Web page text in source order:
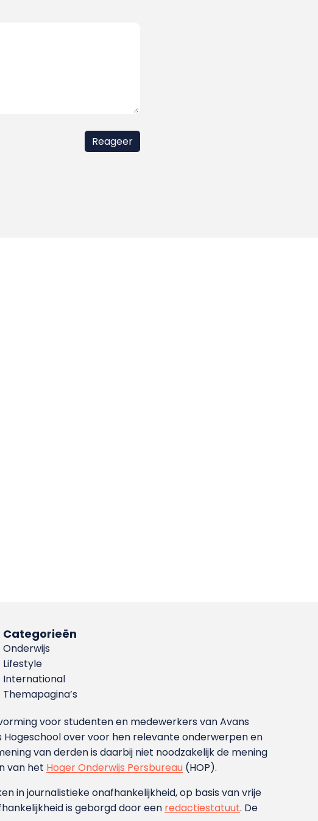
Categorieën
Onderwijs
Lifestyle
International
Themapagina’s
voor studenten en medewerkers van Avans
over voor hen relevante onderwerpen en
van derden is daarbij niet noodzakelijk de mening
van het Hoger Onderwijs Persbureau (HOP).
in journalistieke onafhankelijkheid, op basis van vrije
is geborgd door een redactiestatuut. De